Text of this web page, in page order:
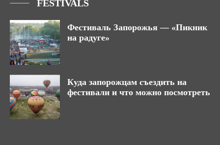
FESTIVALS
Фестиваль Запорожья — «Пикник
на радуге»
Куда запорожцам съездить на
фестивали и что можно посмотреть